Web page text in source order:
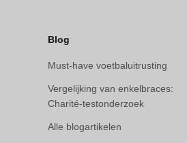
Blog
Must-have voetbaluitrusting
Vergelijking van enkelbraces:
Charité-testonderzoek
Alle blogartikelen